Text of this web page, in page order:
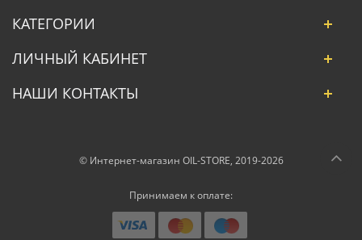
КАТЕГОРИИ
ЛИЧНЫЙ КАБИНЕТ
НАШИ КОНТАКТЫ
© Интернет-магазин OIL-STORE, 2019-2026
Принимаем к оплате: